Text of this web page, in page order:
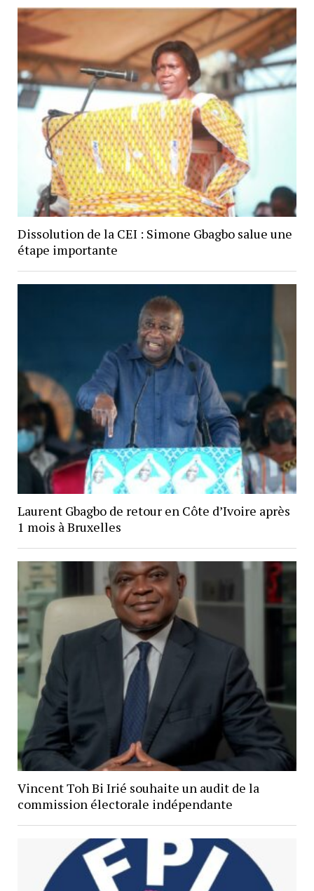
Dissolution de la CEI : Simone Gbagbo salue une
étape importante
Laurent Gbagbo de retour en Côte d’Ivoire après
1 mois à Bruxelles
Vincent Toh Bi Irié souhaite un audit de la
commission électorale indépendante